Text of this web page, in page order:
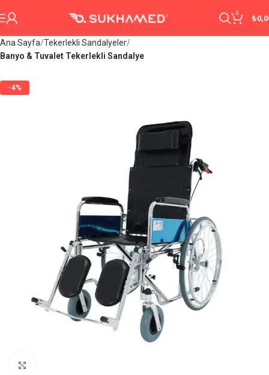
0
₺
Ana Sayfa Tekerlekli Sandalyeler
Banyo & Tuvalet Tekerlekli Sandalye
-4%